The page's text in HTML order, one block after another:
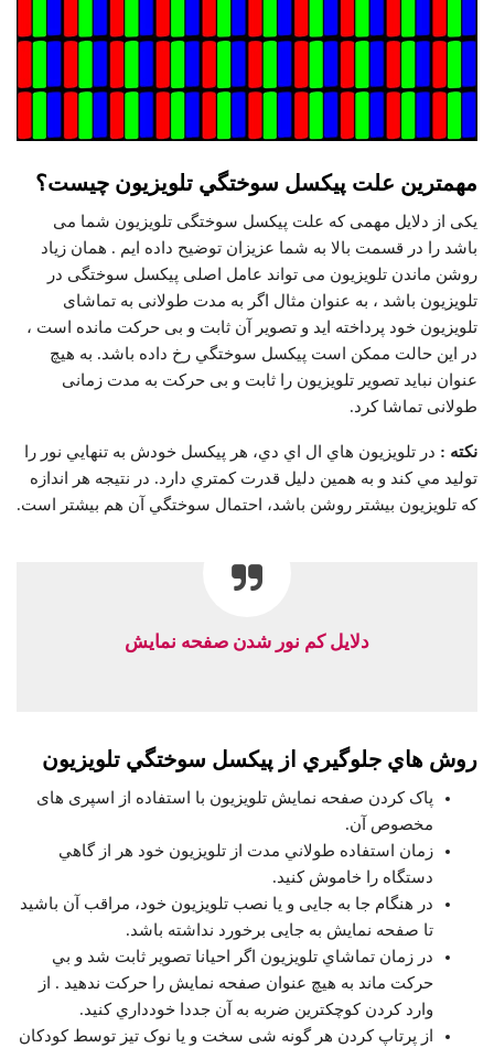
مهمترين علت پيكسل سوختگي تلويزيون چيست؟
یکی از دلایل مهمی که علت پیکسل سوختگی تلویزیون شما می
باشد را در قسمت بالا به شما عزیزان توضیح داده ایم . همان زیاد
روشن ماندن تلویزیون می تواند عامل اصلی پیکسل سوختگی در
تلویزیون باشد ، به عنوان مثال اگر به مدت طولانی به تماشای
تلویزیون خود پرداخته اید و تصویر آن ثابت و بی حرکت مانده است ،
در اين حالت ممكن است پيكسل سوختگي رخ داده باشد. به هیچ
عنوان نباید تصویر تلویزیون را ثابت و بی حرکت به مدت زمانی
طولانی تماشا کرد.
نکته : در تلويزيون هاي ال اي دي، هر پيكسل خودش به تنهايي نور را
توليد مي كند و به همين دليل قدرت كمتري دارد. در نتيجه هر اندازه
كه تلویزیون بيشتر روشن باشد، احتمال سوختگي آن هم بيشتر است.
دلایل کم نور شدن صفحه نمایش
روش هاي جلوگيري از پيكسل سوختگي تلويزيون
پاک کردن صفحه نمایش تلویزیون با استفاده از اسپری های
مخصوص آن.
زمان استفاده طولاني مدت از تلويزيون خود هر از گاهي
دستگاه را خاموش كنيد.
در هنگام جا به جایی و یا نصب تلویزیون خود، مراقب آن باشید
تا صفحه نمایش به جایی برخورد نداشته باشد.
در زمان تماشاي تلويزيون اگر احيانا تصوير ثابت شد و بي
حركت ماند به هيچ عنوان صفحه نمايش را حركت ندهيد . از
وارد كردن كوچكترين ضربه به آن جددا خودداري كنيد.
از پرتاپ کردن هر گونه شی سخت و یا نوک تیز توسط کودکان